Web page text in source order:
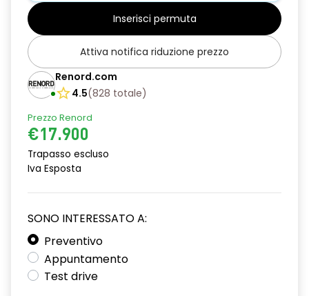
Inserisci permuta
Attiva notifica riduzione prezzo
Renord.com
4.5(828 totale)
Prezzo Renord
€17.900
Trapasso escluso
Iva Esposta
SONO INTERESSATO A:
Preventivo
Appuntamento
Test drive